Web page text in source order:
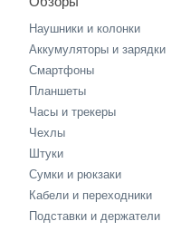
Наушники и колонки
Аккумуляторы и зарядки
Смартфоны
Планшеты
Часы и трекеры
Чехлы
Штуки
Сумки и рюкзаки
Кабели и переходники
Подставки и держатели